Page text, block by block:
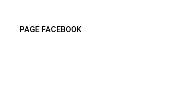
PAGE FACEBOOK